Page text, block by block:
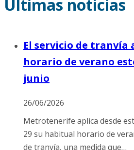
Últimas noticias
El servicio de tranvía
horario de verano
junio
26/06/2026
Metrotenerife aplica desde
29 su habitual horario de
de tranvía, una medida que…